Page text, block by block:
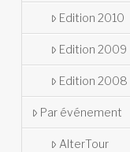
Edition 2010
Edition 2009
Edition 2008
Par événement
AlterTour